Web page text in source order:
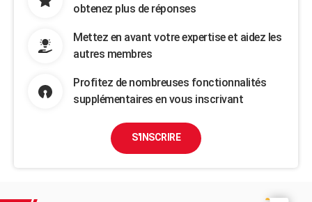
obtenez plus de réponses
Mettez en avant votre expertise et aidez les
autres membres
Profitez de nombreuses fonctionnalités
supplémentaires en vous inscrivant
S'INSCRIRE